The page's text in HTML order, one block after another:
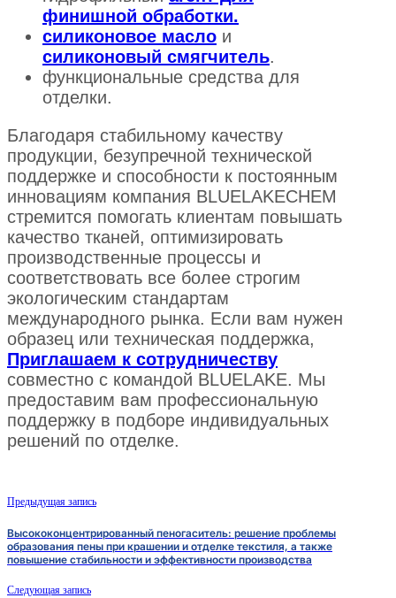
финишной обработки.
силиконовое масло и
силиконовый смягчитель.
функциональные средства для
отделки.
Благодаря стабильному качеству
продукции, безупречной технической
поддержке и способности к постоянным
инновациям компания BLUELAKECHEM
стремится помогать клиентам повышать
качество тканей, оптимизировать
производственные процессы и
соответствовать все более строгим
экологическим стандартам
международного рынка. Если вам нужен
образец или техническая поддержка,
Приглашаем к сотрудничеству
совместно с командой BLUELAKE. Мы
предоставим вам профессиональную
поддержку в подборе индивидуальных
решений по отделке.
Предыдущая запись
Высококонцентрированный пеногаситель: решение проблемы
образования пены при крашении и отделке текстиля, а также
повышение стабильности и эффективности производства
Следующая запись